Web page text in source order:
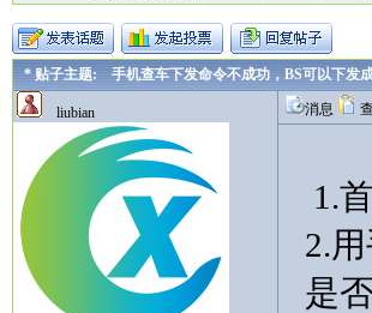
* 贴子主题: 手机查车下发命令不成功，BS可以下发
liubian 消息
1.
2.
是